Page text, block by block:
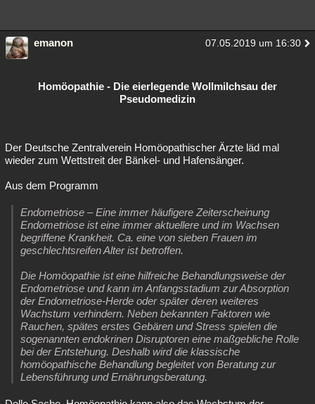
emanon 07.05.2019 um 16:30
Homöopathie - Die eierlegende Wollmilchsau der
Pseudomedizin
Der Deutsche Zentralverein Homöopathischer Ärzte läd mal
wieder zum Wettstreit der Bänkel- und Hafensänger.
Aus dem Programm
Endometriose – Eine immer häufigere Zeiterscheinung
Endometriose ist eine immer aktuellere und im Wachsen
begriffene Krankheit. Ca. eine von sieben Frauen im
geschlechtsreifen Alter ist betroffen.
Die Homöopathie ist eine hilfreiche Behandlungsweise der
Endometriose und kann im Anfangsstadium zur Absorption
der Endometriose-Herde oder später deren weiteres
Wachstum verhindern. Neben bekannten Faktoren wie
Rauchen, spätes erstes Gebären und Stress spielen die
sogenannten endokrinen Disruptoren eine maßgebliche Rolle
bei der Entstehung. Deshalb wird die klassische
homöopathische Behandlung begleitet von Beratung zur
Lebensführung und Ernährungsberatung.